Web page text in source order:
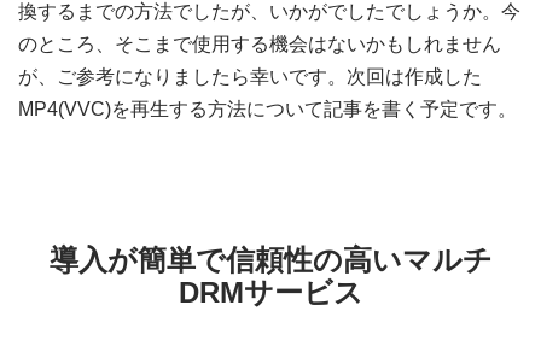
換するまでの方法でしたが、いかがでしたでしょうか。今
のところ、そこまで使用する機会はないかもしれません
が、ご参考になりましたら幸いです。次回は作成した
MP4(VVC)を再生する方法について記事を書く予定です。
導入が簡単で信頼性の高いマルチ
DRMサービス